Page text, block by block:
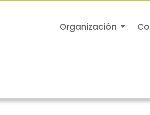
Organización